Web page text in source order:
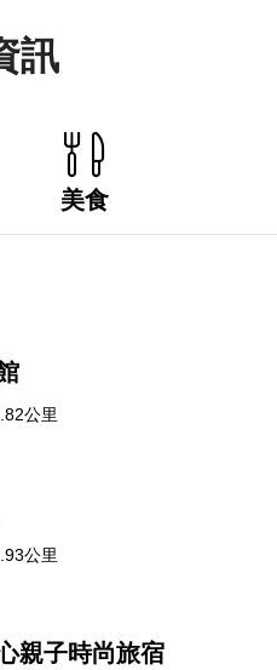
訊
美食
公里
公里
親子時尚旅宿